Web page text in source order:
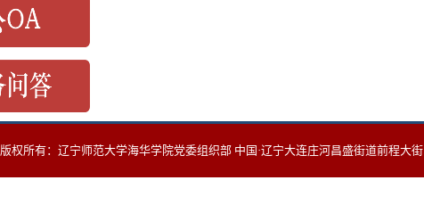
版权所有：辽宁师范大学海华学院党委组织部 中国·辽宁大连庄河昌盛街道前程大